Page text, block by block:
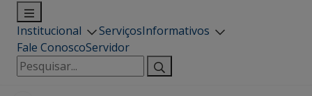
Institucional ServiçosInformativos
Fale ConoscoServidor
Pesquisar
por: